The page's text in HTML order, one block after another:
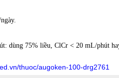
dùng 75% liều, ClCr < 20 mL/phút
thuoc/augoken-100-drg2761